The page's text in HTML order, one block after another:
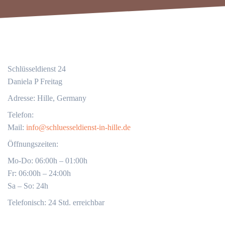
Schlüsseldienst 24
Daniela P Freitag
Adresse: Hille, Germany
Telefon:
Mail: info@schluesseldienst-in-hille.de
Öffnungszeiten:
Mo-Do: 06:00h – 01:00h
Fr: 06:00h – 24:00h
Sa – So: 24h
Telefonisch: 24 Std. erreichbar